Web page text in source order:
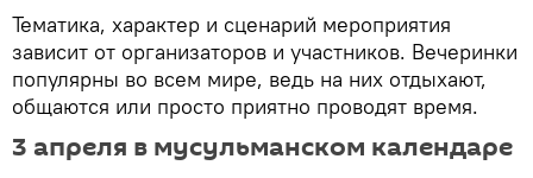
Тематика, характер и сценарий мероприятия
зависит от организаторов и участников. Вечеринки
популярны во всем мире, ведь на них отдыхают,
общаются или просто приятно проводят время.
3 апреля в мусульманском календаре